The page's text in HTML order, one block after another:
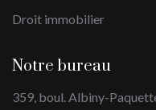
Droit immobilier
Notre bureau
359, boul. Albiny-